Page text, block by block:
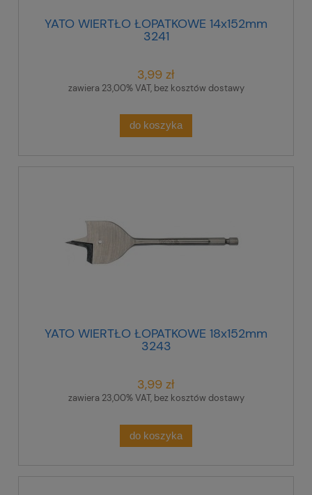
YATO WIERTŁO ŁOPATKOWE 14x152mm
3241
3,99 zł
zawiera 23,00% VAT, bez kosztów dostawy
do koszyka
YATO WIERTŁO ŁOPATKOWE 18x152mm
3243
3,99 zł
zawiera 23,00% VAT, bez kosztów dostawy
do koszyka